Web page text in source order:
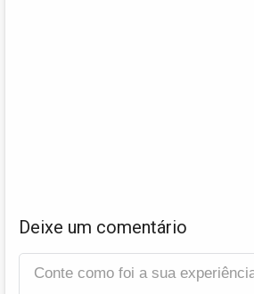
Deixe um comentário